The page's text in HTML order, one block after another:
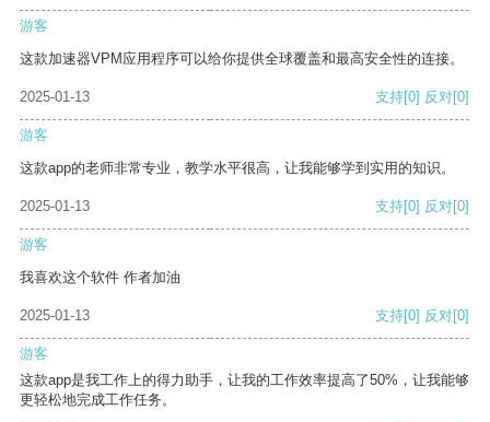
游客
这款加速器VPM应用程序可以给你提供全球覆盖和最高安全性的连接。
2025-01-13 支持[0] 反对[0]
游客
这款app的老师非常专业，教学水平很高，让我能够学到实用的知识。
2025-01-13 支持[0] 反对[0]
游客
我喜欢这个软件 作者加油
2025-01-13 支持[0] 反对[0]
游客
这款app是我工作上的得力助手，让我的工作效率提高了50%，让我能够
更轻松地完成工作任务。